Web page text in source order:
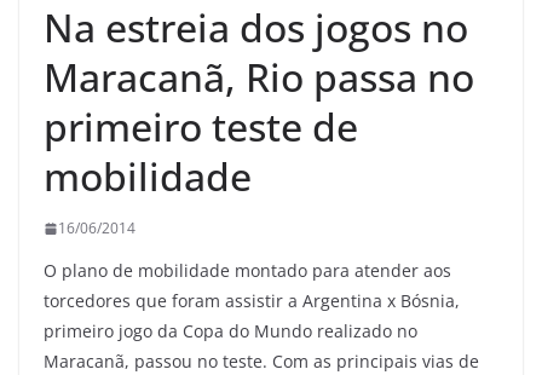
Na estreia dos jogos no
Maracanã, Rio passa no
primeiro teste de
mobilidade
16/06/2014
O plano de mobilidade montado para atender aos
torcedores que foram assistir a Argentina x Bósnia,
primeiro jogo da Copa do Mundo realizado no
Maracanã, passou no teste. Com as principais vias de